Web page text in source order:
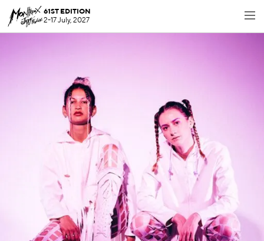
61ST EDITION
2-17 July, 2027